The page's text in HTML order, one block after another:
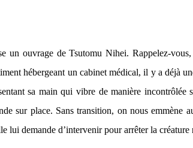
un ouvrage de Tsutomu Nihei. Rappelez-
hébergeant un cabinet médical, il y a déjà
sa main qui vibre de manière
sur place. Sans transition, on nous
lui demande d’intervenir pour arrêter la